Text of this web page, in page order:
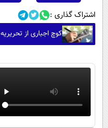
اشتراک گذاری :
کوچ اجباری از تحریریه